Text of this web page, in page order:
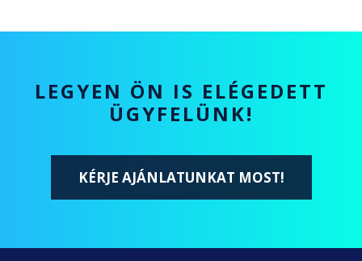
LEGYEN ÖN IS ELÉGEDETT
ÜGYFELÜNK!
KÉRJE AJÁNLATUNKAT MOST!